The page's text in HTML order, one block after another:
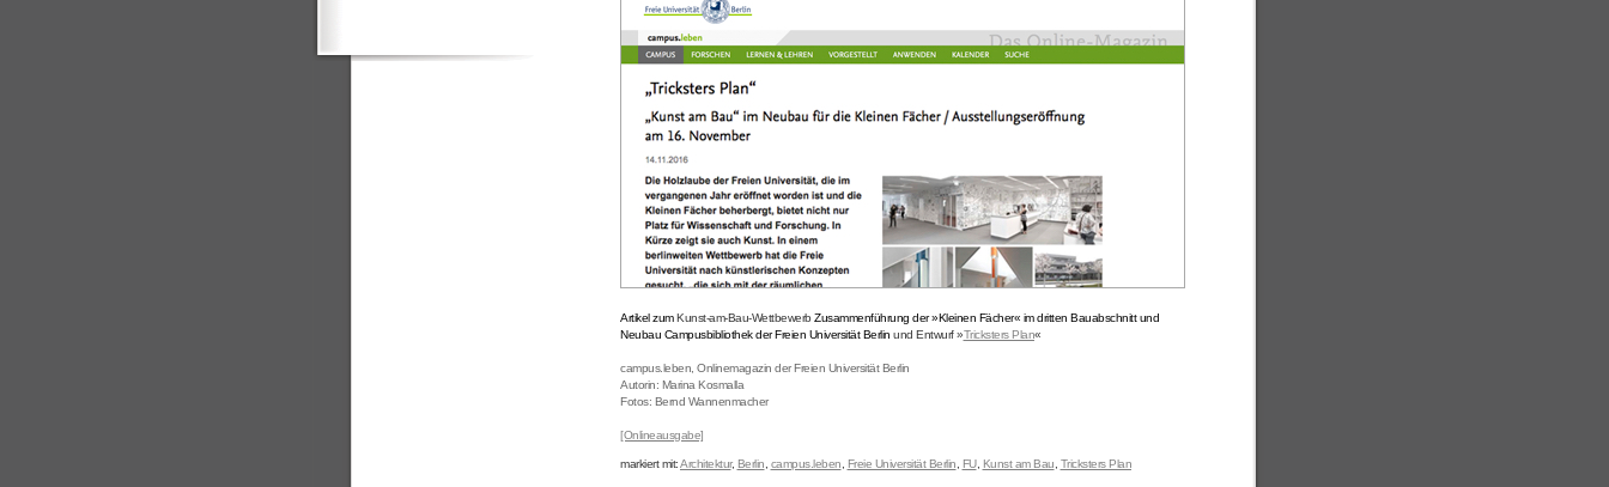
Artikel zumKunst-am-Bau-Wettbewerb Zusammenführung der »Kleinen Fächer« im dritten Bauabschnitt und
Neubau Campusbibliothek der Freien Universität Berlin und Entwurf »Tricksters Plan«
campus.leben, Onlinemagazin der Freien Universität Berlin
Autorin: Marina Kosmalla
Fotos: Bernd Wannenmacher
[Onlineausgabe]
markiert mit:Architektur, Berlin campus.leben Freie Universität Berlin FU, Kunst am Bau Tricksters Plan